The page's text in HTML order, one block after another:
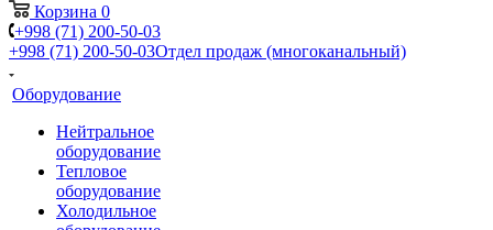
Корзина 0
+998 (71) 200-50-03
+998 (71) 200-50-03Отдел продаж (многоканальный)
Оборудование
Нейтральное
оборудование
Тепловое
оборудование
Холодильное